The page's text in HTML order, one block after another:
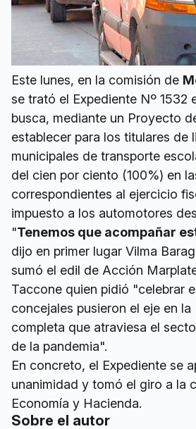
Este lunes, en la comisión de
se trató el Expediente Nº 1532
busca, mediante un Proyecto
establecer para los titulares de
municipales de transporte
del cien por ciento (100%) en
correspondientes al ejercicio
impuesto a los automotores
"Tenemos que acompañar
dijo en primer lugar Vilma
sumó el edil de Acción
Taccone quien pidió "celebrar
concejales pusieron el eje en
completa que atraviesa el
de la pandemia".
En concreto, el Expediente se
unanimidad y tomó el giro a la
Economía y Hacienda.
Sobre el autor